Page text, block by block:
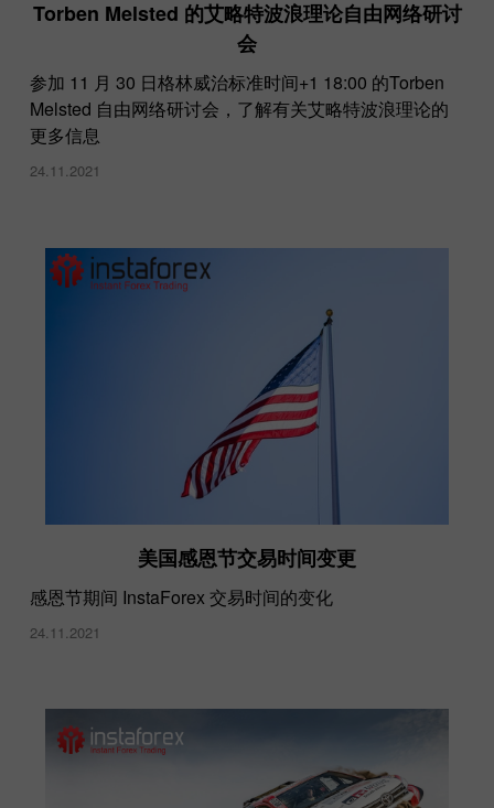
Torben Melsted 的艾略特波浪理论自由网络研讨
会
参加 11 月 30 日格林威治标准时间+1 18:00 的Torben
Melsted 自由网络研讨会，了解有关艾略特波浪理论的
更多信息
24.11.2021
美国感恩节交易时间变更
感恩节期间 InstaForex 交易时间的变化
24.11.2021